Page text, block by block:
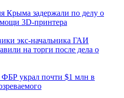
Крыма задержали по делу о
3D‑принтера
экс-начальника ГАИ
на торги после дела о
ФБР украл почти $1 млн в